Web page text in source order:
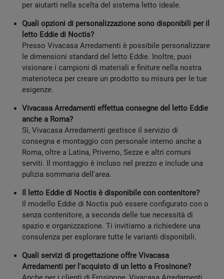
per aiutarti nella scelta del sistema letto ideale.
Quali opzioni di personalizzazione sono disponibili per il
letto Eddie di Noctis?
Presso Vivacasa Arredamenti è possibile personalizzare
le dimensioni standard del letto Eddie. Inoltre, puoi
visionare i campioni di materiali e finiture nella nostra
materioteca per creare un prodotto su misura per le tue
esigenze.
Vivacasa Arredamenti effettua consegne del letto Eddie
anche a Roma?
Sì, Vivacasa Arredamenti gestisce il servizio di
consegna e montaggio con personale interno anche a
Roma, oltre a Latina, Priverno, Sezze e altri comuni
serviti. Il montaggio è incluso nel prezzo e include una
pulizia sommaria dell'area.
Il letto Eddie di Noctis è disponibile con contenitore?
Il modello Eddie di Noctis può essere configurato con o
senza contenitore, a seconda delle tue necessità di
spazio e organizzazione. Ti invitiamo a richiedere una
consulenza per esplorare tutte le varianti disponibili.
Quali servizi di progettazione offre Vivacasa
Arredamenti per l'acquisto di un letto a Frosinone?